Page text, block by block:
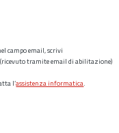
campo email, scrivi
tramite email di abilitazione)
l’assistenza informatica.